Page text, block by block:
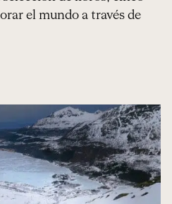
el mundo a través de